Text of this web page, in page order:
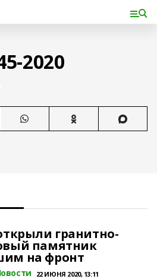
2020
гранитно-
памятник
на фронт
22 ИЮНЯ 2020, 13:11